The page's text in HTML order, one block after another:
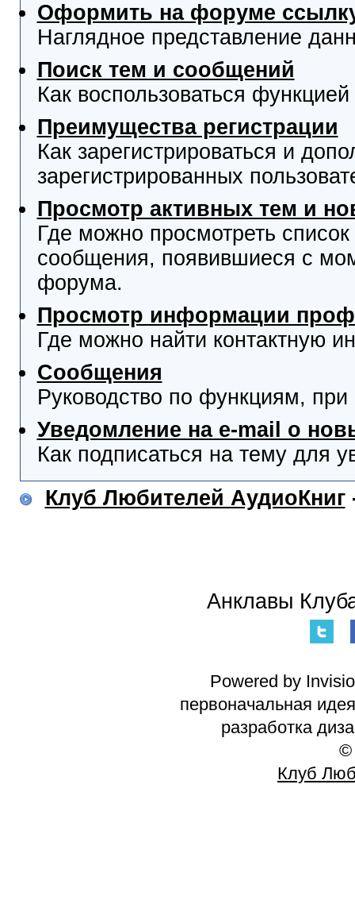
Оформить на форуме ссылку
Наглядное представление
Поиск тем и сообщений
Как воспользоваться
Преимущества регистрации
Как зарегистрироваться и
зарегистрированных
Просмотр активных тем и
Где можно просмотреть
сообщения, появившиеся с
форума.
Просмотр информации
Где можно найти контактную
Сообщения
Руководство по функциям,
Уведомление на e-mail о
Как подписаться на тему для
Клуб Любителей АудиоКниг
Анклавы
Powered by
первоначальная
разработка
©
Клуб